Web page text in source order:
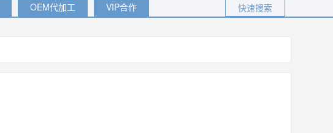
OEM代加工 VIP合作 快速搜索